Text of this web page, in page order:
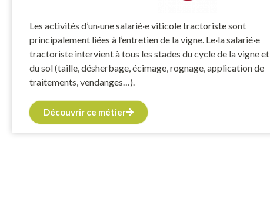
Les activités d’un·une salarié·e viticole tractoriste sont
principalement liées à l’entretien de la vigne. Le·la salarié·e
tractoriste intervient à tous les stades du cycle de la vigne et
du sol (taille, désherbage, écimage, rognage, application de
traitements, vendanges…).
Découvrir ce métier